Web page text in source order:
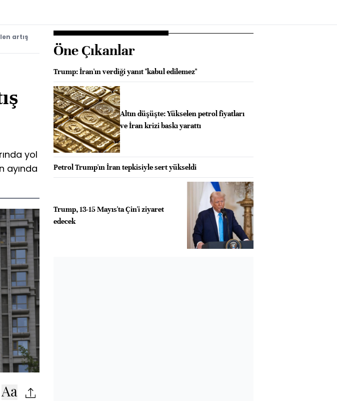
artış
yol
ayında
Öne Çıkanlar
Trump: İran'ın verdiği yanıt "kabul edilemez"
Altın düşüşte: Yükselen petrol fiyatları
ve İran krizi baskı yarattı
Petrol Trump'ın İran tepkisiyle sert yükseldi
Trump, 13-15 Mayıs'ta Çin'i ziyaret
edecek